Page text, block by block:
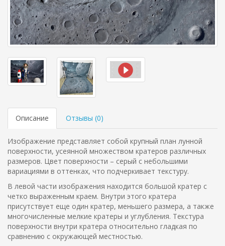
Описание Отзывы (0)
Изображение представляет собой крупный план лунной
поверхности, усеянной множеством кратеров различных
размеров. Цвет поверхности – серый с небольшими
вариациями в оттенках, что подчеркивает текстуру.
В левой части изображения находится большой кратер с
четко выраженным краем. Внутри этого кратера
присутствует еще один кратер, меньшего размера, а также
многочисленные мелкие кратеры и углубления. Текстура
поверхности внутри кратера относительно гладкая по
сравнению с окружающей местностью.